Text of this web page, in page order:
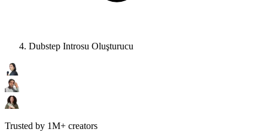
Dubstep Introsu Oluşturucu
Trusted by 1M+ creators